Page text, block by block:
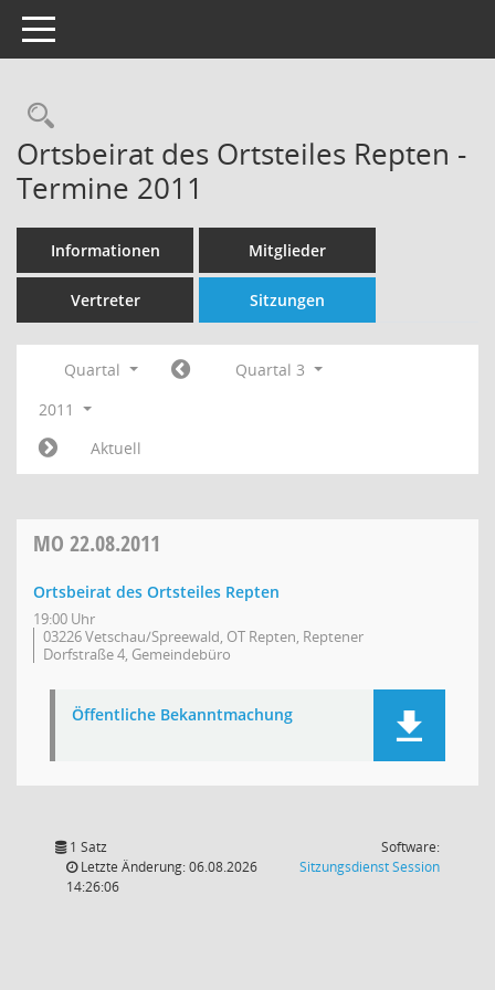
Toggle navigation
Rechercheauswahl
Ortsbeirat des Ortsteiles Repten -
Termine 2011
Informationen Mitglieder
Vertreter Sitzungen
Quartal
Quartal 3
2011
Aktuell
MO 22.08.2011
Ortsbeirat des Ortsteiles Repten
19:00 Uhr
03226 Vetschau/Spreewald, OT Repten, Reptener
Dorfstraße 4, Gemeindebüro
Öffentliche Bekanntmachung
1 Satz
Letzte Änderung: 06.08.2026
14:26:06
Software:
SitzungsdienstSession(Wird in